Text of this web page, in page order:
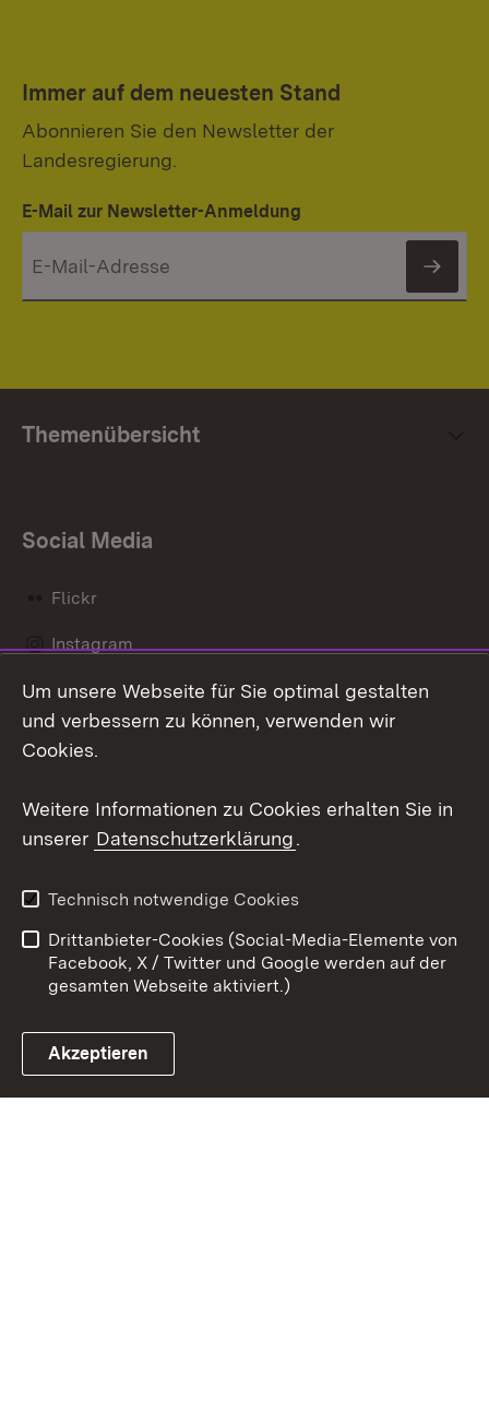
Immer auf dem neuesten Stand
Abonnieren Sie den Newsletter der
Landesregierung.
E-Mail zur Newsletter-Anmeldung
Themenübersicht
Social Media
Flickr
Instagram
Social Wall
Link zum Landesportal
Barrierefreiheit
Benutzungshinweise
Impressum
Cookies
Um unsere Webseite für Sie optimal gestalten
und verbessern zu können, verwenden wir
Cookies.
Weitere Informationen zu Cookies erhalten Sie in
unserer Datenschutzerklärung.
Technisch notwendige Cookies
Drittanbieter-Cookies (Social-Media-Elemente von
Facebook, X / Twitter und Google werden auf der
gesamten Webseite aktiviert.)
Akzeptieren